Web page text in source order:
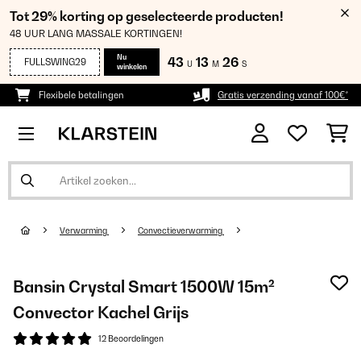
Tot 29% korting op geselecteerde producten!
48 UUR LANG MASSALE KORTINGEN!
FULLSWING29
Nu
winkelen
43 U 13 M 26 S
Flexibele betalingen Gratis verzending vanaf 100€*
Verwarming Convectieverwarming
Bansin Crystal Smart 1500W 15m²
Convector Kachel Grijs
12 Beoordelingen